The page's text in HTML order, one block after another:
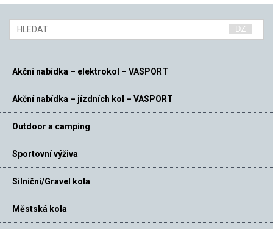
Akční nabídka – elektrokol – VASPORT
Akční nabídka – jízdních kol – VASPORT
Outdoor a camping
Sportovní výživa
Silniční/Gravel kola
Městská kola